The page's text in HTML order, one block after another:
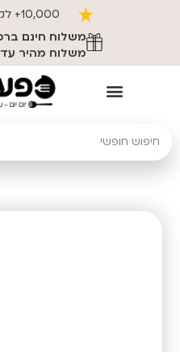
10,000+ לקוחות מרוצים
משלוח מהיר עד 5 ימי עסקים